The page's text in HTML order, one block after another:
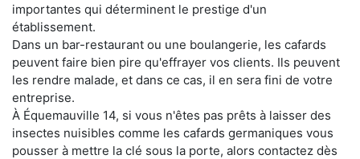
importantes qui déterminent le prestige d'un
établissement.
Dans un bar-restaurant ou une boulangerie, les cafards
peuvent faire bien pire qu'effrayer vos clients. Ils peuvent
les rendre malade, et dans ce cas, il en sera fini de votre
entreprise.
À Équemauville 14, si vous n'êtes pas prêts à laisser des
insectes nuisibles comme les cafards germaniques vous
pousser à mettre la clé sous la porte, alors contactez dès